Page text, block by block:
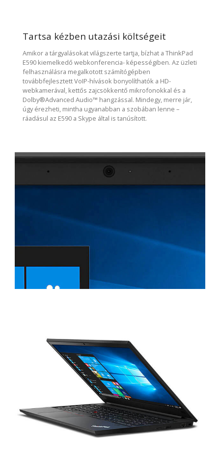
Tartsa kézben utazási költségeit
Amikor a tárgyalásokat világszerte tartja, bízhat a ThinkPad
E590 kiemelkedő webkonferencia- képességiben. Az üzleti
felhasználásra megalkotott számítógépben
továbbfejlesztett VoIP-hívások bonyolíthatók a HD-
webkamerával, kettős zajcsökkentő mikrofonokkal és a
Dolby®Advanced Audio™ hangzással. Mindegy, merre jár,
úgy érezheti, mintha ugyanabban a szobában lenne –
ráadásul az E590 a Skype által is tanúsított.